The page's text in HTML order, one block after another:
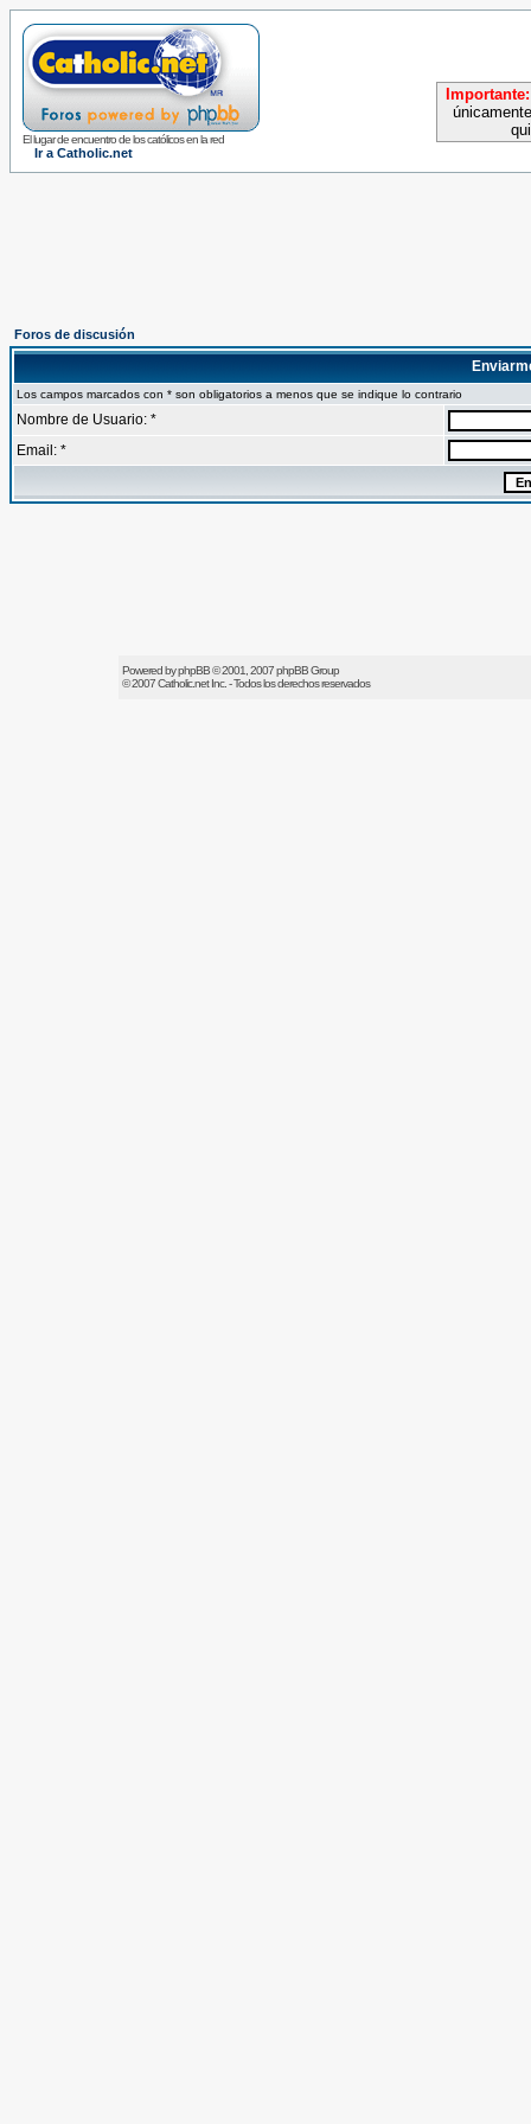
El lugar de encuentro de los católicos en la red
Ir a Catholic.net
Importante:
Foros de discusión
Los campos marcados con * son obligatorios a menos que se indique lo contrario
Nombre de Usuario: *
Email: *
Powered byphpBB© 2001, 2007 phpBB Group
© 2007Catholic.netInc. - Todos los derechos reservados